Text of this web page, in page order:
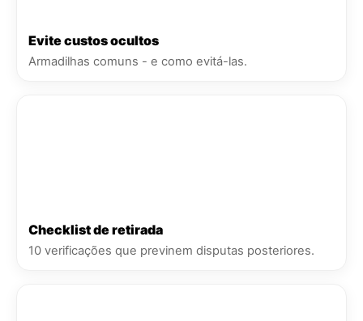
Evite custos ocultos
Armadilhas comuns - e como evitá-las.
Checklist de retirada
10 verificações que previnem disputas posteriores.